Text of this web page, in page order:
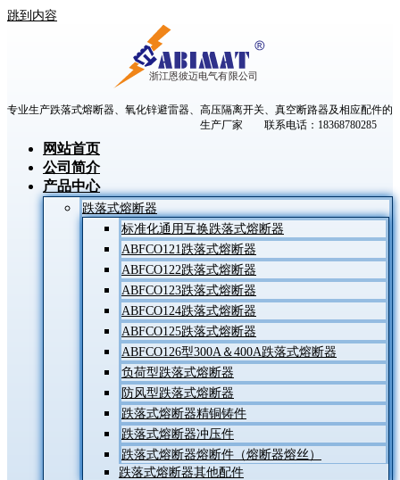
跳到内容
专业生产跌落式熔断器、氧化锌避雷器、高压隔离开关、真空断路器及相应配件的
生产厂家 联系电话：18368780285
网站首页
公司简介
产品中心
跌落式熔断器
标准化通用互换跌落式熔断器
ABFCO121跌落式熔断器
ABFCO122跌落式熔断器
ABFCO123跌落式熔断器
ABFCO124跌落式熔断器
ABFCO125跌落式熔断器
ABFCO126型300A＆400A跌落式熔断器
负荷型跌落式熔断器
防风型跌落式熔断器
跌落式熔断器精铜铸件
跌落式熔断器冲压件
跌落式熔断器熔断件（熔断器熔丝）
跌落式熔断器其他配件